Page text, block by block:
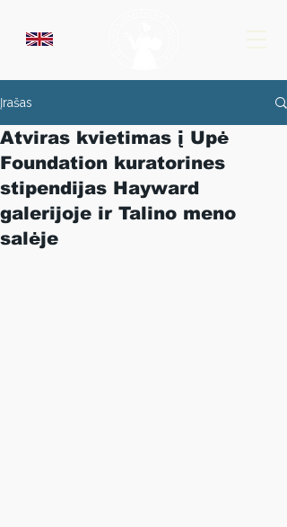
Įrašas
Atviras kvietimas į Upė
Foundation kuratorines
stipendijas Hayward
galerijoje ir Talino meno
salėje